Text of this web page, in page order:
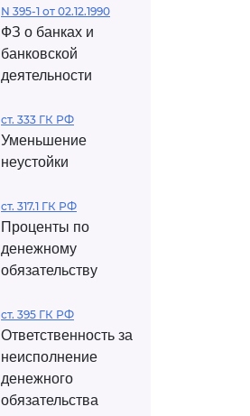
N 395-1 от 02.12.1990
ФЗ о банках и
банковской
деятельности
ст. 333 ГК РФ
Уменьшение
неустойки
ст. 317.1 ГК РФ
Проценты по
денежному
обязательству
ст. 395 ГК РФ
Ответственность за
неисполнение
денежного
обязательства